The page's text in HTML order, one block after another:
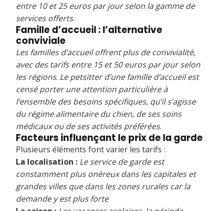
entre 10 et 25 euros par jour selon la gamme de
services offerts.
Famille d’accueil : l’alternative
conviviale
Les familles d’accueil offrent plus de convivialité,
avec des tarifs entre 15 et 50 euros par jour selon
les régions. Le petsitter d’une famille d’accueil est
censé porter une attention particulière à
l’ensemble des besoins spécifiques, qu’il s’agisse
du régime alimentaire du chien, de ses soins
médicaux ou de ses activités préférées.
Facteurs influençant le prix de la garde
Plusieurs éléments font varier les tarifs :
La localisation : Le service de garde est
constamment plus onéreux dans les capitales et
grandes villes que dans les zones rurales car la
demande y est plus forte